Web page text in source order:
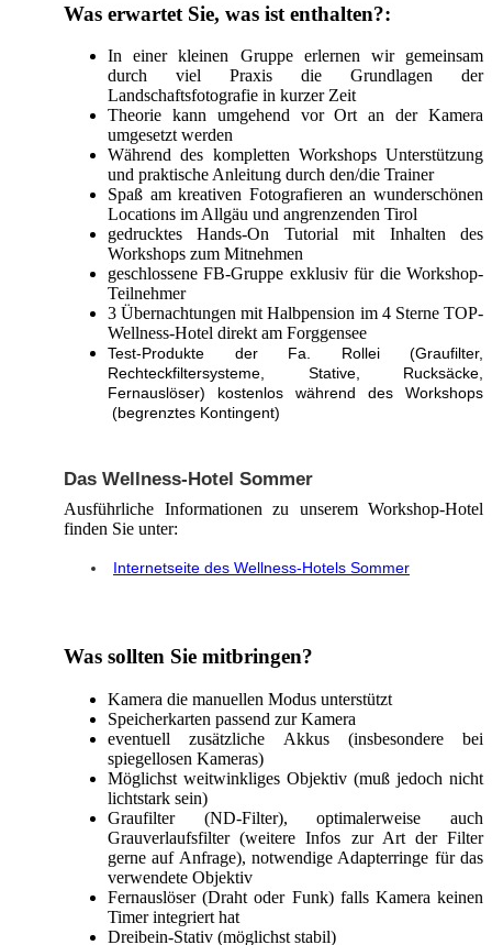
Was erwartet Sie, was ist enthalten?:
In einer kleinen Gruppe erlernen wir gemeinsam
durch viel Praxis die Grundlagen der
Landschaftsfotografie in kurzer Zeit
Theorie kann umgehend vor Ort an der Kamera
umgesetzt werden
Während des kompletten Workshops Unterstützung
und praktische Anleitung durch den/die Trainer
Spaß am kreativen Fotografieren an wunderschönen
Locations im Allgäu und angrenzenden Tirol
gedrucktes Hands-On Tutorial mit Inhalten des
Workshops zum Mitnehmen
geschlossene FB-Gruppe exklusiv für die Workshop-
Teilnehmer
3 Übernachtungen mit Halbpension im 4 Sterne TOP-
Wellness-Hotel direkt am Forggensee
Test-Produkte der Fa. Rollei (Graufilter,
Rechteckfiltersysteme, Stative, Rucksäcke,
Fernauslöser) kostenlos während des Workshops
(begrenztes Kontingent)
Das Wellness-Hotel Sommer
Ausführliche Informationen zu unserem Workshop-Hotel
finden Sie unter:
Internetseite des Wellness-Hotels Sommer
Was sollten Sie mitbringen?
Kamera die manuellen Modus unterstützt
Speicherkarten passend zur Kamera
eventuell zusätzliche Akkus (insbesondere bei
spiegellosen Kameras)
Möglichst weitwinkliges Objektiv (muß jedoch nicht
lichtstark sein)
Graufilter (ND-Filter), optimalerweise auch
Grauverlaufsfilter (weitere Infos zur Art der Filter
gerne auf Anfrage), notwendige Adapterringe für das
verwendete Objektiv
Fernauslöser (Draht oder Funk) falls Kamera keinen
Timer integriert hat
Dreibein-Stativ (möglichst stabil)